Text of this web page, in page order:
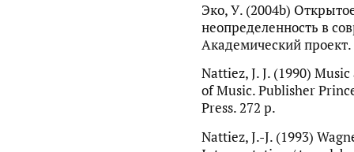
Эко, У. (2004b)
неопределенность в
Академический проект.
Nattiez, J. J. (1990)
of Music. Publisher
Press. 272 р.
Nattiez, J.-J. (1993)